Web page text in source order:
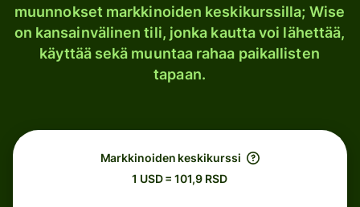
muunnokset markkinoiden keskikurssilla; Wise
on kansainvälinen tili, jonka kautta voi lähettää,
käyttää sekä muuntaa rahaa paikallisten
tapaan.
Markkinoiden keskikurssi
1 USD = 101,9 RSD